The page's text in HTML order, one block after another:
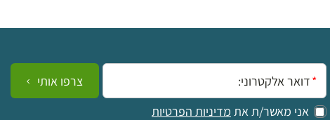
אימייל:
אני מאשר/ת את מדיניות הפרטיות
צרפו אותי